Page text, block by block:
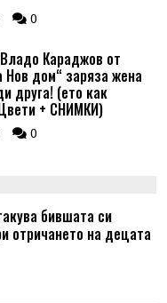
0
Караджов от
Нов дом“ заряза жена
друга! (ето как
+ СНИМКИ)
0
бившата си
отричането на децата